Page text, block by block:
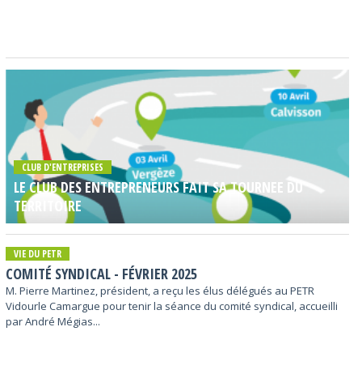
CLUB D'ENTREPRISES
LE CLUB DES ENTREPRENEURS FAIT SA TOURNEE DU
TERRITOIRE
VIE DU PETR
COMITÉ SYNDICAL - FÉVRIER 2025
M. Pierre Martinez, président, a reçu les élus délégués au PETR
Vidourle Camargue pour tenir la séance du comité syndical, accueilli
par André Mégias...